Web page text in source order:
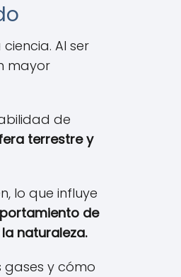
Al ser
mayor
de
terrestre y
lo que influye
de
naturaleza.
gases y cómo